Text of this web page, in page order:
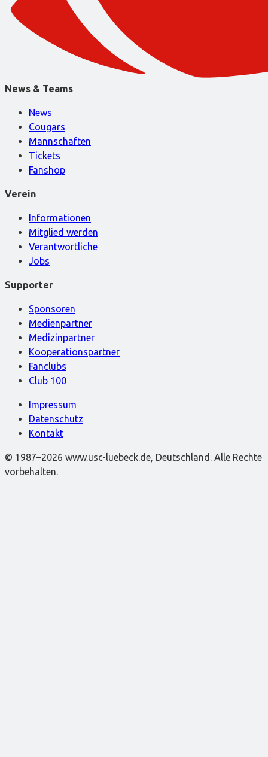
News & Teams
News
Cougars
Mannschaften
Tickets
Fanshop
Verein
Informationen
Mitglied werden
Verantwortliche
Jobs
Supporter
Sponsoren
Medienpartner
Medizinpartner
Kooperationspartner
Fanclubs
Club 100
Impressum
Datenschutz
Kontakt
© 1987–2026 www.usc-luebeck.de, Deutschland. Alle Rechte
vorbehalten.